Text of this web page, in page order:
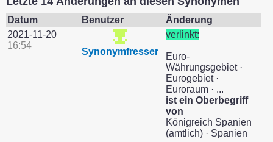
Datum Benutzer
Änderung
2021-11-20
16:54
Synonymfresser
verlinkt:
Euro-
Währungsgebiet ·
Eurogebiet ·
Euroraum · ...
ist ein Oberbegriff
von
Königreich Spanien
(amtlich) · Spanien